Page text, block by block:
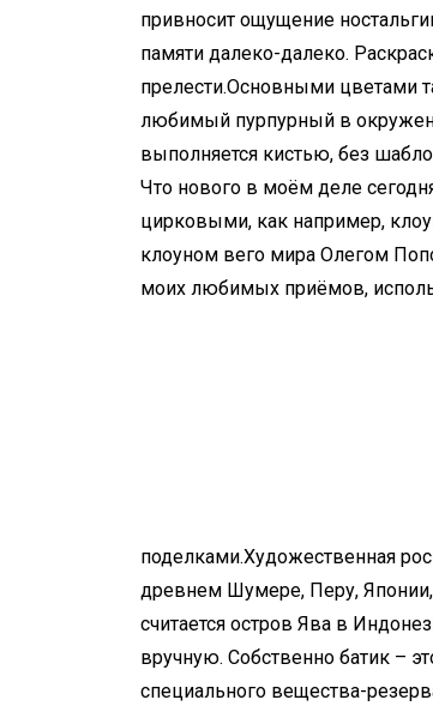
привносит ощущение
памяти далеко-далеко.
прелести.Основными цветами
любимый пурпурный в
выполняется кистью, без
Что нового в моём деле
цирковыми, как например,
клоуном вего мира Олегом
моих любимых приёмов,
поделками.Художественная
древнем Шумере, Перу,
считается остров Ява в
вручную. Собственно батик –
специального вещества-
April 22, 2026 0